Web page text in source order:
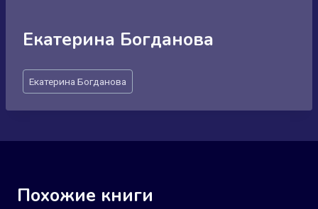
Екатерина Богданова
Метки
записи:
Екатерина Богданова
Похожие книги